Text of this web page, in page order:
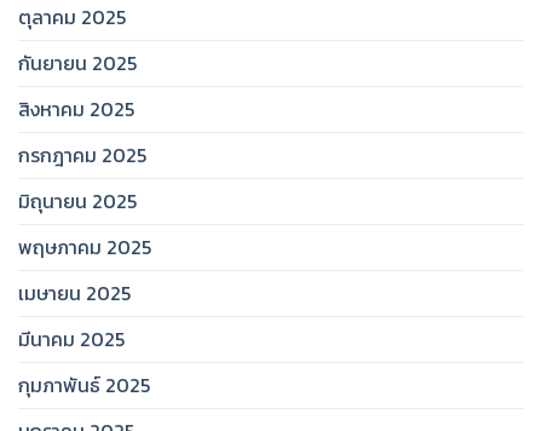
ตุลาคม 2025
กันยายน 2025
สิงหาคม 2025
กรกฎาคม 2025
มิถุนายน 2025
พฤษภาคม 2025
เมษายน 2025
มีนาคม 2025
กุมภาพันธ์ 2025